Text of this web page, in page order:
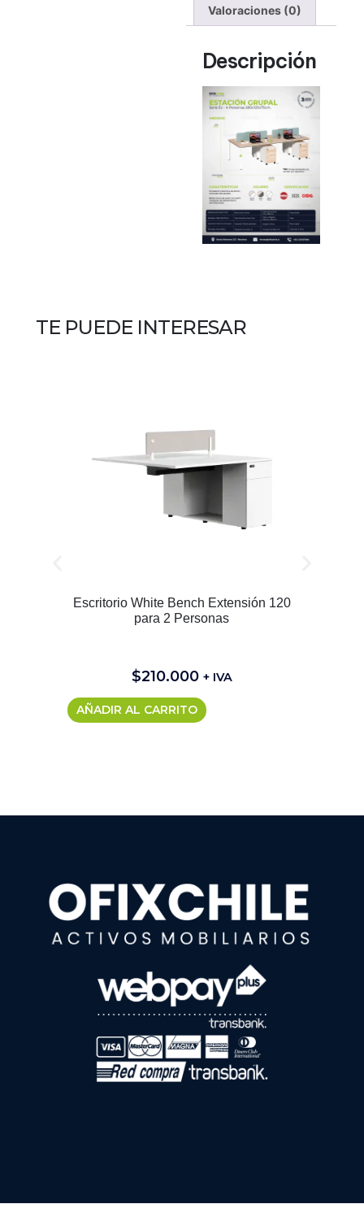
Valoraciones (0)
Descripción
TE PUEDE INTERESAR
Escritorio White Bench Extensión 120
para 2 Personas
$210.000 + IVA
AÑADIR AL CARRITO